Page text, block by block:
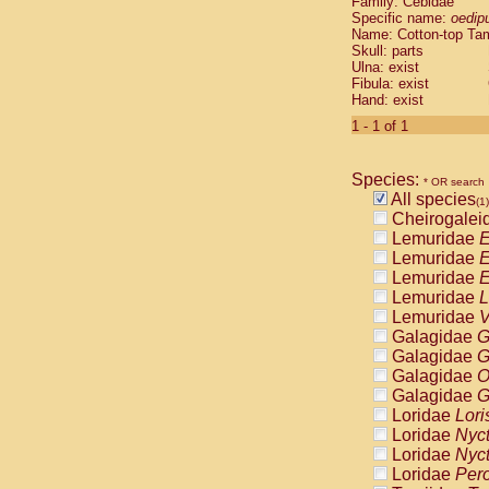
Cebidae
Cebidae
Cebidae
Cebidae
Cebidae
Cebidae
Cebidae
Cebidae
Cebidae
Cebidae
Cebidae
Cebidae
Atelidae
Atelidae
Atelidae
Atelidae
Atelidae
Atelidae
Atelidae
Atelidae
Atelidae
Atelidae
Pitheciidae
Specific name:
Name: Cotton-top
Skull: parts
Ulna: exist
Fibula: exist
Hand: exist
1 - 1 of 1
Species: * OR search
All species(1)
Lemuridae
Lemuridae
Lemuridae
Lemuridae
Lemuridae
Galagidae
Galagidae
Galagidae
Galagidae
Loridae
Loridae
Loridae
Loridae